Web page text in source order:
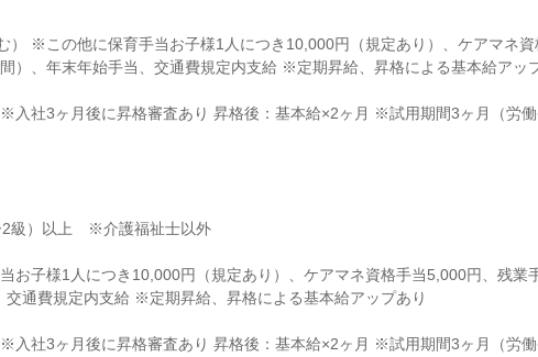
） ※この他に保育手当お子様1人につき10,000円（規定あり）、ケアマネ資
）、年末年始手当、交通費規定内支給 ※定期昇給、昇格による基本給アッ
※入社3ヶ月後に昇格審査あり 昇格後：基本給×2ヶ月 ※試用期間3ヶ月（労
2級）以上 ※介護福祉士以外
お子様1人につき10,000円（規定あり）、ケアマネ資格手当5,000円、残業
交通費規定内支給 ※定期昇給、昇格による基本給アップあり
※入社3ヶ月後に昇格審査あり 昇格後：基本給×2ヶ月 ※試用期間3ヶ月（労